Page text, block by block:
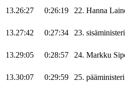
13.26:27 0:26:19 22. Hanna
13.27:42 0:27:34 23. sisäministeri
13.29:05 0:28:57 24. Markku
13.30:07 0:29:59 25. pääministeri